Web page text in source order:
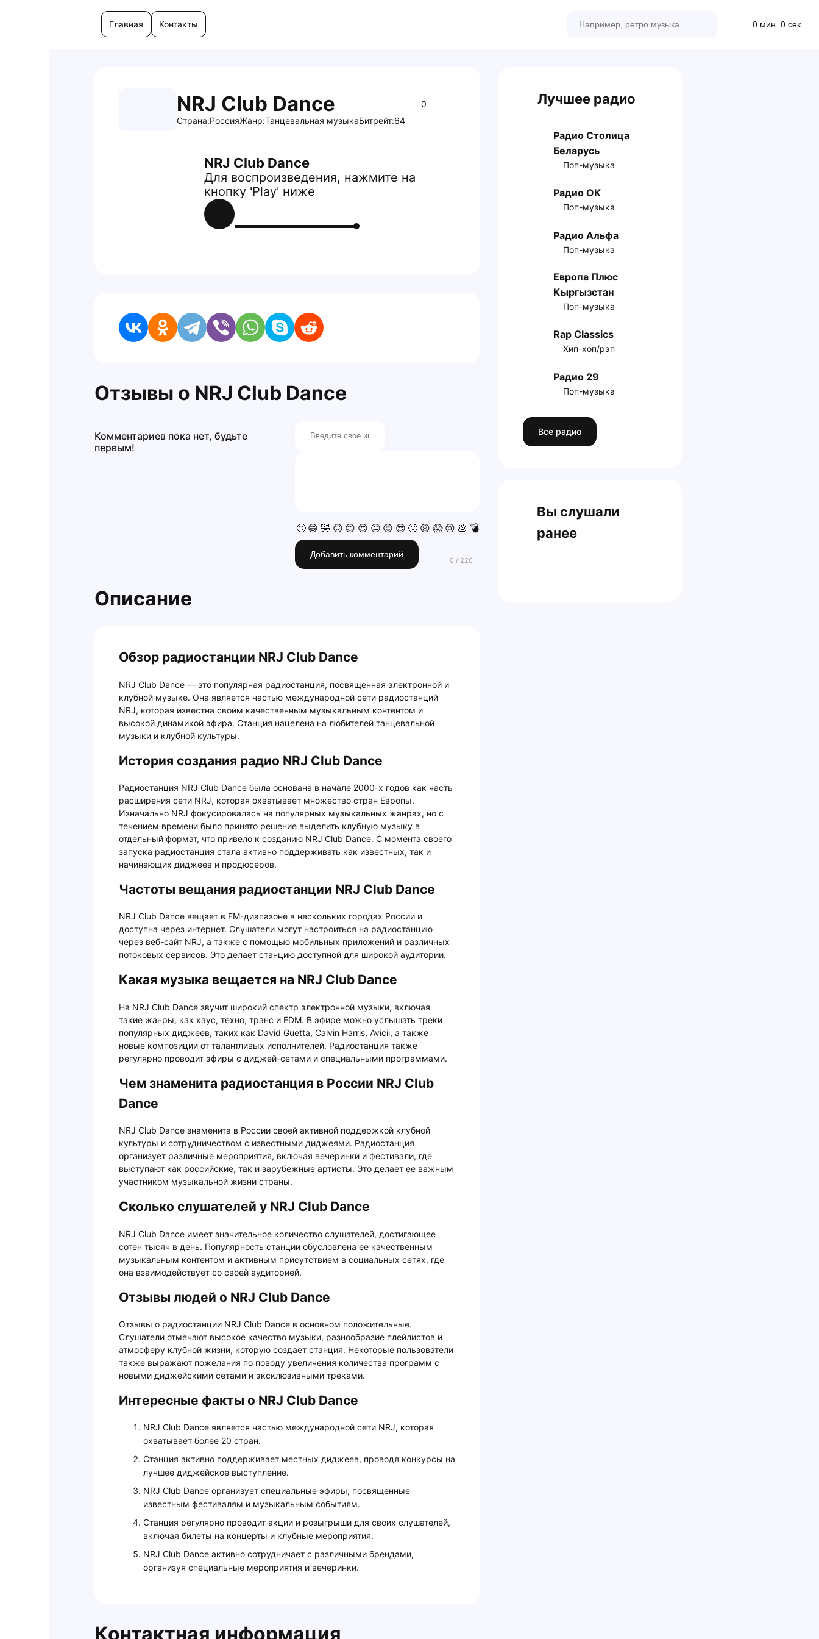
Главная Контакты 0 мин. 0 сек.
NRJ Club Dance
0
Страна:РоссияЖанр:Танцевальная музыкаБитрейт:64
NRJ Club Dance
Для воспроизведения, нажмите на
кнопку 'Play' ниже
Отзывы о NRJ Club Dance
🙂 😁 🤣 🙃 😊 😍 😐 😡 😎 🙁 😩 😱 😢 💩 💣
Добавить комментарий
Комментариев пока нет, будьте
первым!
Описание
Обзор радиостанции NRJ Club Dance
NRJ Club Dance — это популярная радиостанция, посвященная электронной и
клубной музыке. Она является частью международной сети радиостанций
NRJ, которая известна своим качественным музыкальным контентом и
высокой динамикой эфира. Станция нацелена на любителей танцевальной
музыки и клубной культуры.
История создания радио NRJ Club Dance
Радиостанция NRJ Club Dance была основана в начале 2000-х годов как часть
расширения сети NRJ, которая охватывает множество стран Европы.
Изначально NRJ фокусировалась на популярных музыкальных жанрах, но с
течением времени было принято решение выделить клубную музыку в
отдельный формат, что привело к созданию NRJ Club Dance. С момента своего
запуска радиостанция стала активно поддерживать как известных, так и
начинающих диджеев и продюсеров.
Частоты вещания радиостанции NRJ Club Dance
NRJ Club Dance вещает в FM-диапазоне в нескольких городах России и
доступна через интернет. Слушатели могут настроиться на радиостанцию
через веб-сайт NRJ, а также с помощью мобильных приложений и различных
потоковых сервисов. Это делает станцию доступной для широкой аудитории.
Какая музыка вещается на NRJ Club Dance
На NRJ Club Dance звучит широкий спектр электронной музыки, включая
такие жанры, как хаус, техно, транс и EDM. В эфире можно услышать треки
популярных диджеев, таких как David Guetta, Calvin Harris, Avicii, а также
новые композиции от талантливых исполнителей. Радиостанция также
регулярно проводит эфиры с диджей-сетами и специальными программами.
Чем знаменита радиостанция в России NRJ Club
Dance
NRJ Club Dance знаменита в России своей активной поддержкой клубной
культуры и сотрудничеством с известными диджеями. Радиостанция
организует различные мероприятия, включая вечеринки и фестивали, где
выступают как российские, так и зарубежные артисты. Это делает ее важным
участником музыкальной жизни страны.
Сколько слушателей у NRJ Club Dance
NRJ Club Dance имеет значительное количество слушателей, достигающее
сотен тысяч в день. Популярность станции обусловлена ее качественным
музыкальным контентом и активным присутствием в социальных сетях, где
она взаимодействует со своей аудиторией.
Отзывы людей о NRJ Club Dance
Отзывы о радиостанции NRJ Club Dance в основном положительные.
Слушатели отмечают высокое качество музыки, разнообразие плейлистов и
атмосферу клубной жизни, которую создает станция. Некоторые пользователи
также выражают пожелания по поводу увеличения количества программ с
новыми диджейскими сетами и эксклюзивными треками.
Интересные факты о NRJ Club Dance
NRJ Club Dance является частью международной сети NRJ, которая
охватывает более 20 стран.
Станция активно поддерживает местных диджеев, проводя конкурсы на
лучшее диджейское выступление.
NRJ Club Dance организует специальные эфиры, посвященные
известным фестивалям и музыкальным событиям.
Станция регулярно проводит акции и розыгрыши для своих слушателей,
включая билеты на концерты и клубные мероприятия.
NRJ Club Dance активно сотрудничает с различными брендами,
организуя специальные мероприятия и вечеринки.
Контактная информация
Лучшее радио
Радио Столица
Беларусь
Поп-музыка
Радио ОК
Поп-музыка
Радио Альфа
Поп-музыка
Европа Плюс
Кыргызстан
Поп-музыка
Rap Classics
Хип-хоп/рэп
Радио 29
Поп-музыка
Все радио
Вы слушали
ранее